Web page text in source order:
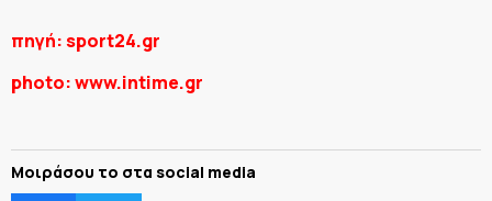
πηγή: sport24.gr
photo: www.intime.gr
Μοιράσου το στα social media